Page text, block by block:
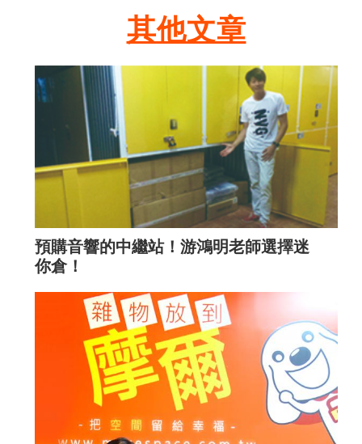
其他文章
預購音響的中繼站！游鴻明老師選擇迷
你倉！